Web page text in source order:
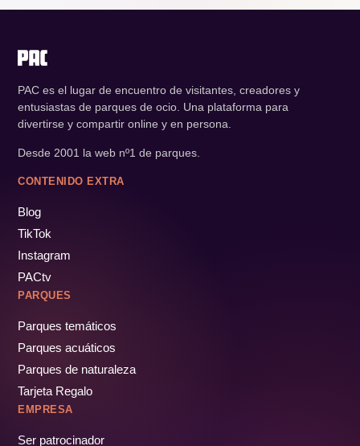
PAC es el lugar de encuentro de visitantes, creadores y
entusiastas de parques de ocio. Una plataforma para
divertirse y compartir online y en persona.
Desde 2001 la web nº1 de parques.
CONTENIDO EXTRA
Blog
TikTok
Instagram
PACtv
PARQUES
Parques temáticos
Parques acuáticos
Parques de naturaleza
Tarjeta Regalo
EMPRESA
Ser patrocinador